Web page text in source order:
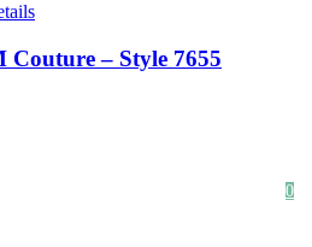
– Style 7655
0